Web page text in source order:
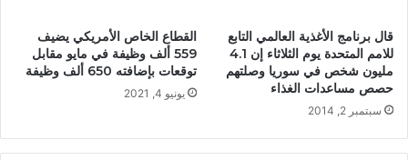
قال برنامج الأغذية العالمي التابع
للامم المتحدة يوم الثلاثاء إن 4.1
مليون شخص في سوريا وصلتهم
حصص مساعدات الغذاء
سبتمبر 2, 2014
القطاع الخاص الأمريكي يضيف
559 ألف وظيفة في مايو مقابل
توقعات بإضافته 650 ألف وظيفة
يونيو 4, 2021